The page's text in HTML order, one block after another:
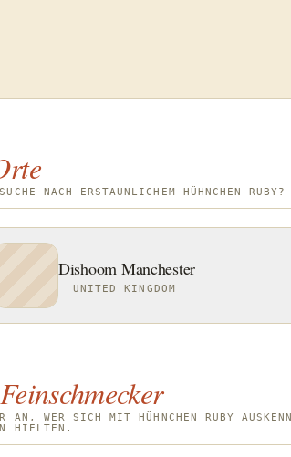
NACH ERSTAUNLICHEM HÜHNCHEN
Dishoom Manchester
UNITED KINGDOM
Feinschmecker
AN, WER SICH MIT HÜHNCHEN RUBY
HIELTEN.